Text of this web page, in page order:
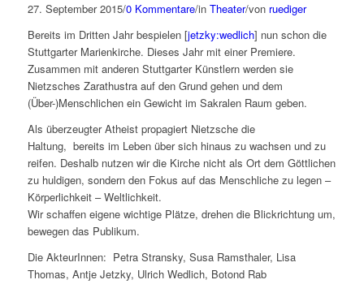
27. September 2015/0 Kommentare/in Theater/von ruediger
Bereits im Dritten Jahr bespielen [jetzky:wedlich] nun schon die
Stuttgarter Marienkirche. Dieses Jahr mit einer Premiere.
Zusammen mit anderen Stuttgarter Künstlern werden sie
Nietzsches Zarathustra auf den Grund gehen und dem
(Über-)Menschlichen ein Gewicht im Sakralen Raum geben.
Als überzeugter Atheist propagiert Nietzsche die
Haltung, bereits im Leben über sich hinaus zu wachsen und zu
reifen. Deshalb nutzen wir die Kirche nicht als Ort dem Göttlichen
zu huldigen, sondern den Fokus auf das Menschliche zu legen –
Körperlichkeit – Weltlichkeit.
Wir schaffen eigene wichtige Plätze, drehen die Blickrichtung um,
bewegen das Publikum.
Die AkteurInnen: Petra Stransky, Susa Ramsthaler, Lisa
Thomas, Antje Jetzky, Ulrich Wedlich, Botond Rab